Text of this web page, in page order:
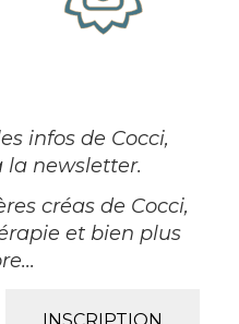
infos de Cocci,
la newsletter.
créas de Cocci,
et bien plus